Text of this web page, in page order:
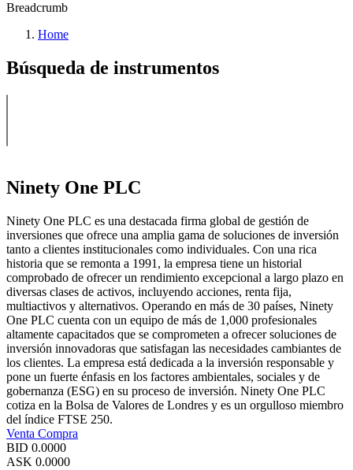
Breadcrumb
Home
Búsqueda de instrumentos
Ninety One PLC
Ninety One PLC es una destacada firma global de gestión de
inversiones que ofrece una amplia gama de soluciones de inversión
tanto a clientes institucionales como individuales. Con una rica
historia que se remonta a 1991, la empresa tiene un historial
comprobado de ofrecer un rendimiento excepcional a largo plazo en
diversas clases de activos, incluyendo acciones, renta fija,
multiactivos y alternativos. Operando en más de 30 países, Ninety
One PLC cuenta con un equipo de más de 1,000 profesionales
altamente capacitados que se comprometen a ofrecer soluciones de
inversión innovadoras que satisfagan las necesidades cambiantes de
los clientes. La empresa está dedicada a la inversión responsable y
pone un fuerte énfasis en los factores ambientales, sociales y de
gobernanza (ESG) en su proceso de inversión. Ninety One PLC
cotiza en la Bolsa de Valores de Londres y es un orgulloso miembro
del índice FTSE 250.
Venta Compra
BID 0.0000
ASK 0.0000